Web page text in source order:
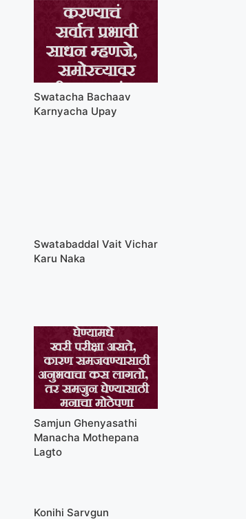
Swatacha Bachaav
Karnyacha Upay
Swatabaddal Vait Vichar
Karu Naka
Samjun Ghenyasathi
Manacha Mothepana
Lagto
Konihi Sarvgun